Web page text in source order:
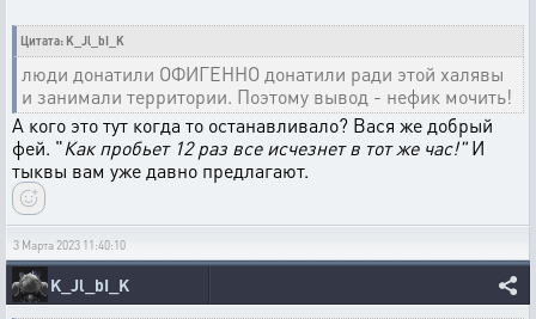
Цитата: K_Jl_bI_K
люди донатили ОФИГЕННО донатили ради этой халявы
и занимали территории. Поэтому вывод - нефик мочить!
А кого это тут когда то останавливало? Вася же добрый
фей. "Как пробьет 12 раз все исчезнет в тот же час!"И
тыквы вам уже давно предлагают.
3 Марта 2023 11:40:10
K_Jl_bI_K